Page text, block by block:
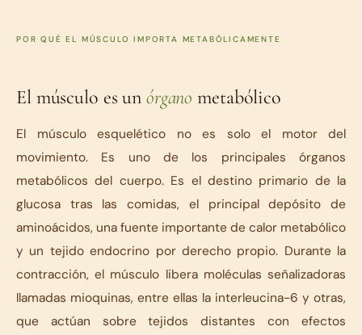
POR QUÉ EL MÚSCULO IMPORTA METABÓLICAMENTE
El músculo es un órgano metabólico
El músculo esquelético no es solo el motor del
movimiento. Es uno de los principales órganos
metabólicos del cuerpo. Es el destino primario de la
glucosa tras las comidas, el principal depósito de
aminoácidos, una fuente importante de calor metabólico
y un tejido endocrino por derecho propio. Durante la
contracción, el músculo libera moléculas señalizadoras
llamadas mioquinas, entre ellas la interleucina-6 y otras,
que actúan sobre tejidos distantes con efectos